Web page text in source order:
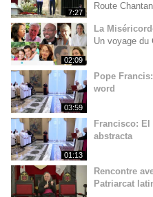
7:27
Route
02:09
La
Un voyage du
03:59
Pope
word
01:13
Francisco:
abstracta
Rencontre
Patriarcat